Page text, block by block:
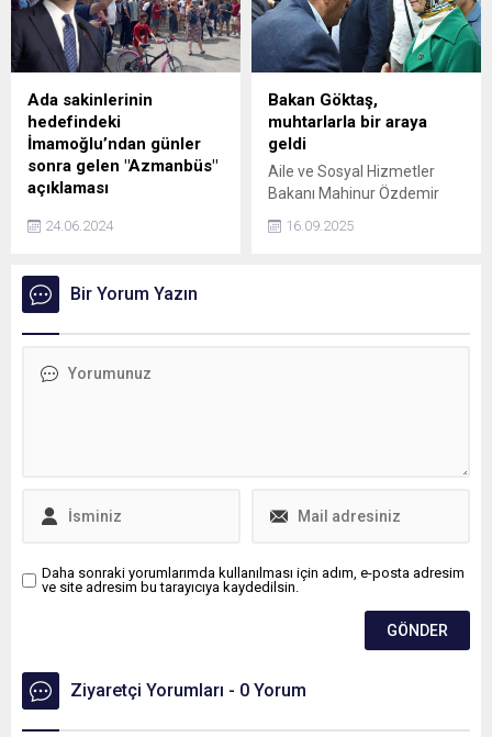
kararına ilişkin süreç de
değerlendirilecek.
çalışıyoruz” dedi.
Ada sakinlerinin
hedefindeki
İmamoğlu’ndan günler
sonra gelen "Azmanbüs"
açıklaması
gönderilen elektrikli
neden olurken, Ada
sakinlerinin "Azmanbüs"
bulundukları Ekrem
şu anda böyle bir imkan yok.
sunduğumuz...
24.06.2024
Bakan Göktaş,
muhtarlarla bir araya
geldi
Aile ve Sosyal Hizmetler
Bakanı Mahinur Özdemir
araya gelerek ‘Aile ve
16.09.2025
Bir Yorum Yazın
Daha sonraki yorumlarımda kullanılması için adım, e-posta adresim
ve site adresim bu tarayıcıya kaydedilsin.
Ziyaretçi Yorumları - 0 Yorum